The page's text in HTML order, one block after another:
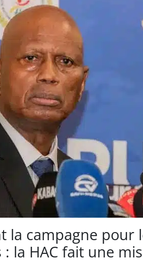
la campagne pour
la HAC fait une